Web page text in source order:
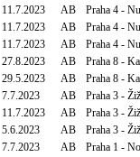
11.7.2023 AB Praha 4 -
11.7.2023 AB Praha 4 -
11.7.2023 AB Praha 4 -
27.8.2023 AB Praha 8 -
29.5.2023 AB Praha 8 -
7.7.2023 AB Praha 3 -
11.7.2023 AB Praha 3 -
5.6.2023 AB Praha 3 -
7.7.2023 AB Praha 1 -